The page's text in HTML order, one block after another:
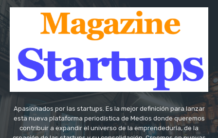
Apasionados por las startups. Es la mejor definición para lanzar
esta nueva plataforma periodística de Medios donde queremos
contribuir a expandir el universo de la emprendeduría, de la